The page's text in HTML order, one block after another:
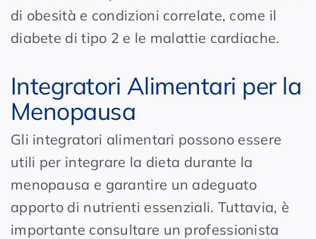
di obesità e condizioni correlate, come il
diabete di tipo 2 e le malattie cardiache.
Integratori Alimentari per la
Menopausa
Gli integratori alimentari possono essere
utili per integrare la dieta durante la
menopausa e garantire un adeguato
apporto di nutrienti essenziali. Tuttavia, è
importante consultare un professionista